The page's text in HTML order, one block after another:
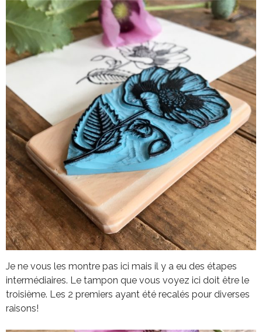
Je ne vous les montre pas ici mais il y a eu des étapes
intermédiaires. Le tampon que vous voyez ici doit être le
troisième. Les 2 premiers ayant été recalés pour diverses
raisons!